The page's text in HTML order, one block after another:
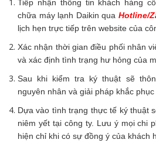
Tiếp nhận thông tin khách hàng
chữa máy lạnh Daikin qua Hotline/
lịch hẹn trực tiếp trên website của
Xác nhận thời gian điều phối nhân
và xác định tình trạng hư hỏng của
Sau khi kiểm tra ký thuật sẽ
nguyên nhân và giải pháp khắc
Dựa vào tình trạng thực tế ký thuật
niêm yết tại công ty. Lưu ý mọi chi
hiện chỉ khi có sự đồng ý của khách